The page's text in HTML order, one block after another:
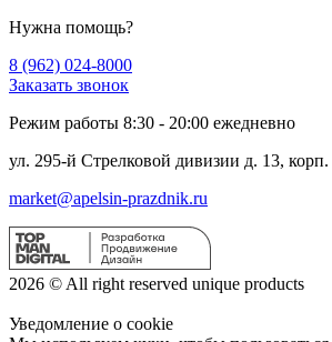
Нужна помощь?
8 (962) 024-8000
Заказать звонок
Режим работы 8:30 - 20:00 ежедневно
ул. 295-й Стрелковой дивизии д. 13, корп.
market@apelsin-prazdnik.ru
2026 © All right reserved unique products
Уведомление о cookie